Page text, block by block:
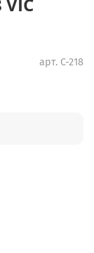
арт. C-218